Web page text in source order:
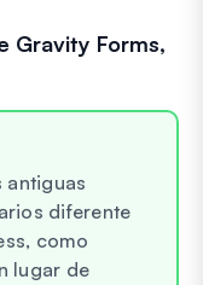
Gravity Forms,
antiguas
diferente
como
lugar de